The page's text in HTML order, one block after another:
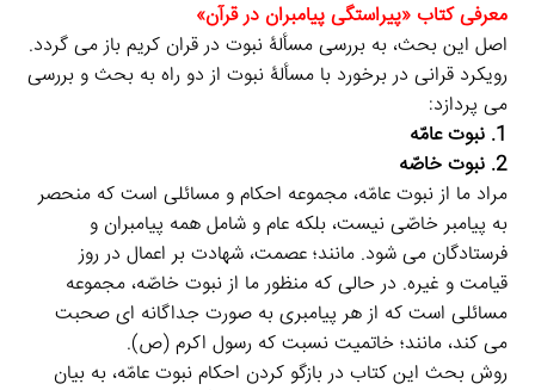
معرفی کتاب «پیراستگی پیامبران در قرآن»
اصل این بحث، به بررسی مسألۀ نبوت در قران کریم باز می گردد.
رویکرد قرانی در برخورد با مسألۀ نبوت از دو راه به بحث و بررسی
می پردازد:
1. نبوت عامّه
2. نبوت خاصّه
مراد ما از نبوت عامّه، مجموعه احکام و مسائلی است که منحصر
به پیامبر خاصّی نیست، بلکه عام و شامل همه پیامبران و
فرستادگان می شود. مانند؛ عصمت، شهادت بر اعمال در روز
قیامت و غیره. در حالی که منظور ما از نبوت خاصّه، مجموعه
مسائلی است که از هر پیامبری به صورت جداگانه ای صحبت
می کند، مانند؛ خاتمیت نسبت که رسول اکرم (ص).
روش بحث این کتاب در بازگو کردن احکام نبوت عامّه، به بیان